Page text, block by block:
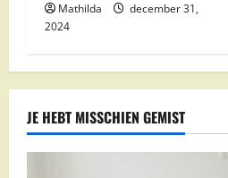
Mathilda
december 31,
2024
JE HEBT MISSCHIEN GEMIST